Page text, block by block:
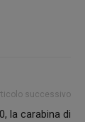
successivo
la carabina di